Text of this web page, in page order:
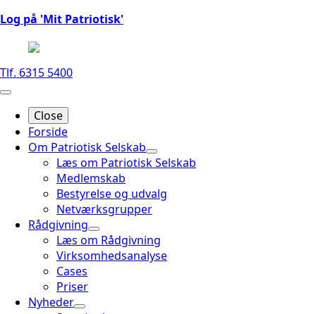
Log på 'Mit Patriotisk'
Tlf. 6315 5400
Close
Forside
Om Patriotisk Selskab
Læs om Patriotisk Selskab
Medlemskab
Bestyrelse og udvalg
Netværksgrupper
Rådgivning
Læs om Rådgivning
Virksomhedsanalyse
Cases
Priser
Nyheder